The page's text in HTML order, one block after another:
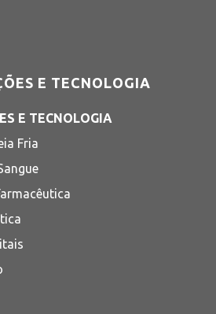
E TECNOLOGIA
E TECNOLOGIA
Fria